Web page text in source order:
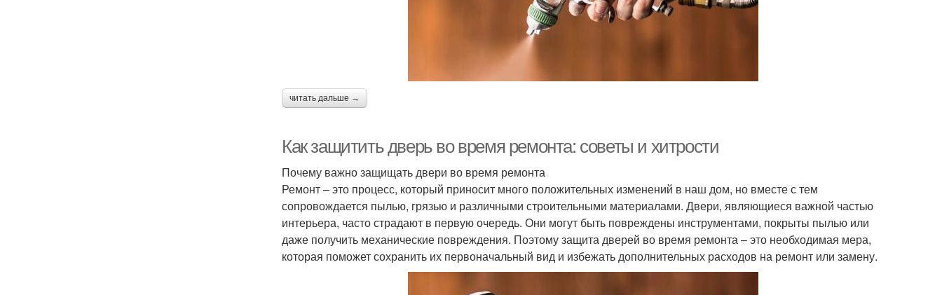
читать дальше →
Как защитить дверь во время ремонта: советы и хитрости
Почему важно защищать двери во время ремонта
Ремонт – это процесс, который приносит много положительных изменений в наш дом, но вместе с тем
сопровождается пылью, грязью и различными строительными материалами. Двери, являющиеся важной частью
интерьера, часто страдают в первую очередь. Они могут быть повреждены инструментами, покрыты пылью или
даже получить механические повреждения. Поэтому защита дверей во время ремонта – это необходимая мера,
которая поможет сохранить их первоначальный вид и избежать дополнительных расходов на ремонт или замену.